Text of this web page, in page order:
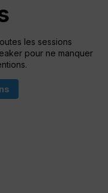
les sessions
pour ne manquer